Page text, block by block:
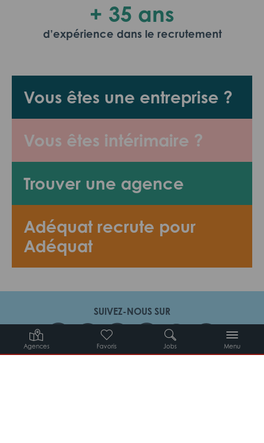
Agences Favoris Jobs Menu
Vous êtes une entreprise ?
Vous êtes intérimaire ?
Trouver une agence
Adéquat recrute pour
Adéquat
+ 35 ans
d’expérience dans le recrutement
SUIVEZ-NOUS SUR